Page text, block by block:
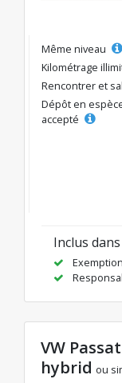
Même niveau
Kilométrage
Rencontrer et
Dépôt en
accepté
Inclus
VW
hybrid ou